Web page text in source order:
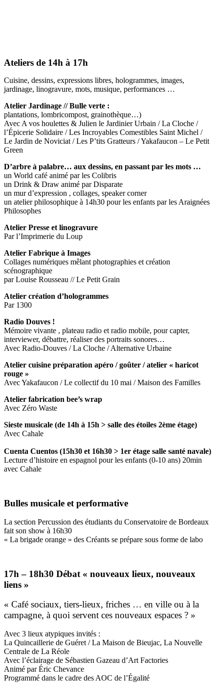
Ateliers de 14h à 17h
Cuisine, dessins, expressions libres, hologrammes, images,
jardinage, linogravure, mots, musique, performances …
Atelier Jardinage // Bulle verte :
plantations, lombricompost, grainothèque…)
Avec A vos houlettes & Julien le Jardinier Urbain / La Cloche /
l’Épicerie Solidaire / Les Incroyables Comestibles Saint Michel /
Le Jardin de Noviciat / Les P’tits Gratteurs / Yakafaucon – Le Petit
Green
D’arbre à palabre… aux dessins, en passant par les mots …
un World café animé par les Colibris
un Drink & Draw animé par Disparate
un mur d’expression , collages, speaker corner
un atelier philosophique à 14h30 pour les enfants par les Araignées
Philosophes
Atelier Presse et linogravure
Par l’Imprimerie du Loup
Atelier Fabrique à Images
Collages numériques mêlant photographies et création
scénographique
par Louise Rousseau // Le Petit Grain
Atelier création d’hologrammes
Par 1300
Radio Douves !
Mémoire vivante , plateau radio et radio mobile, pour capter,
interviewer, débattre, réaliser des portraits sonores…
Avec Radio-Douves / La Cloche / Alternative Urbaine
Atelier cuisine préparation apéro / goûter / atelier « haricot
rouge »
Avec Yakafaucon / Le collectif du 10 mai / Maison des Familles
Atelier fabrication bee’s wrap
Avec Zéro Waste
Sieste musicale (de 14h à 15h > salle des étoiles 2ème étage)
Avec Cahale
Cuenta Cuentos (15h30 et 16h30 > 1er étage salle santé navale)
Lecture d’histoire en espagnol pour les enfants (0-10 ans) 20min
avec Cahale
Bulles musicale et performative
La section Percussion des étudiants du Conservatoire de Bordeaux
fait son show à 16h30
« La brigade orange » des Créants se prépare sous forme de labo
17h – 18h30 Débat « nouveaux lieux, nouveaux
liens »
« Café sociaux, tiers-lieux, friches … en ville ou à la
campagne, à quoi servent ces nouveaux espaces ? »
Avec 3 lieux atypiques invités :
La Quincaillerie de Guéret / La Maison de Bieujac, La Nouvelle
Centrale de La Réole
Avec l’éclairage de Sébastien Gazeau d’Art Factories
Animé par Éric Chevance
Programmé dans le cadre des AOC de l’Égalité